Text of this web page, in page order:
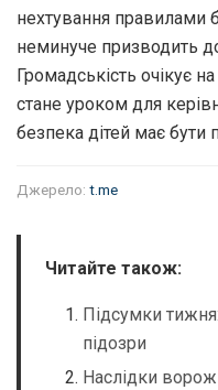
нехтування правилами
неминуче призводить
Громадськість очікує
стане уроком для
безпека дітей має бути
Джерело: t.me
Читайте також:
Підсумки
підозри
Наслідки